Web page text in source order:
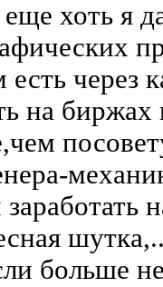
хоть я
через
на
больше